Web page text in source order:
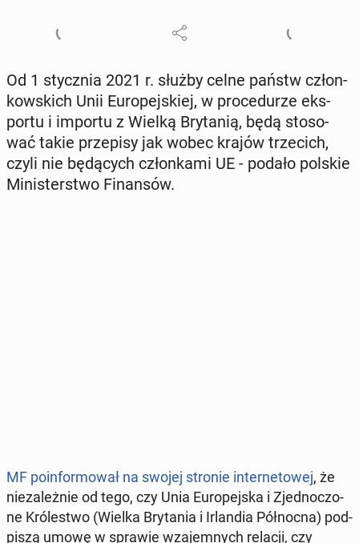
Od 1 stycz­nia 2021 r. służby celne państw człon­
kow­skich Unii Eu­ro­pej­skiej, w pro­ce­du­rze eks­
por­tu i importu z Wielką Bry­ta­nią, będą sto­so­
wać takie prze­pi­sy jak wobec krajów trze­cich,
czyli nie bę­dą­cych człon­ka­mi UE - podało polskie
Mi­ni­ster­stwo Fi­nan­sów.
MF po­in­for­mo­wał na swojej stronie in­ter­ne­to­wej, że
nie­za­leż­nie od tego, czy Unia Eu­ro­pej­ska i Zjed­no­czo­
ne Kró­le­stwo (Wielka Bry­ta­nia i Ir­lan­dia Pół­noc­na) pod­
pi­szą umowę w sprawie wza­jem­nych relacji, czy